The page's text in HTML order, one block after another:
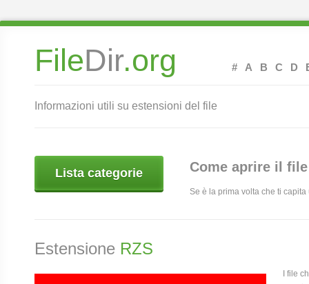
FileDir.org # A B C D
Informazioni utili su estensioni del file
Lista categorie Come aprire il
Se è la prima volta che ti
Estensione RZS
I file